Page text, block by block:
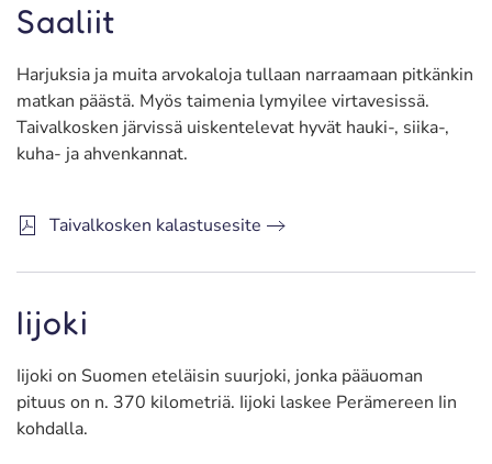
Saaliit
Harjuksia ja muita arvokaloja tullaan narraamaan pitkänkin
matkan päästä. Myös taimenia lymyilee virtavesissä.
Taivalkosken järvissä uiskentelevat hyvät hauki-, siika-,
kuha- ja ahvenkannat.
Taivalkosken kalastusesite
Iijoki
Iijoki on Suomen eteläisin suurjoki, jonka pääuoman
pituus on n. 370 kilometriä. Iijoki laskee Perämereen Iin
kohdalla.